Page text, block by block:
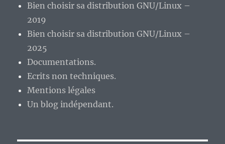
Bien choisir sa distribution GNU/Linux –
2019
Bien choisir sa distribution GNU/Linux –
2025
Documentations.
Ecrits non techniques.
Mentions légales
Un blog indépendant.